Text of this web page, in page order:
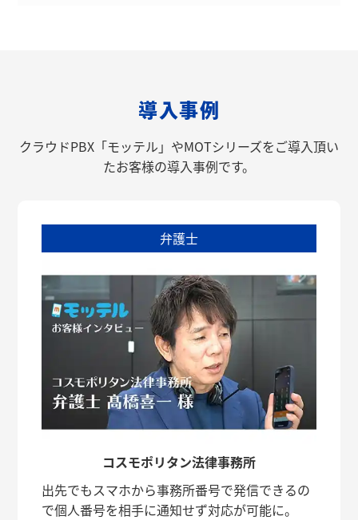
導入事例
クラウドPBX「モッテル」やMOTシリーズをご導入頂い
たお客様の導入事例です。
弁護士
コスモポリタン法律事務所
出先でもスマホから事務所番号で発信できるの
で個人番号を相手に通知せず対応が可能に。